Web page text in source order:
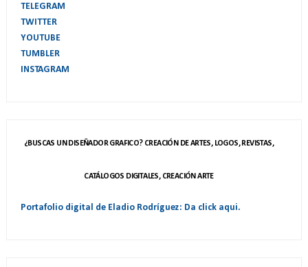
TELEGRAM
TWITTER
YOUTUBE
TUMBLER
INSTAGRAM
¿BUSCAS UN DISEÑADOR GRAFICO? CREACIÓN DE ARTES, LOGOS, REVISTAS,
CATÁLOGOS DIGITALES, CREACIÓN ARTE
Portafolio digital de Eladio Rodríguez: Da click aqui.